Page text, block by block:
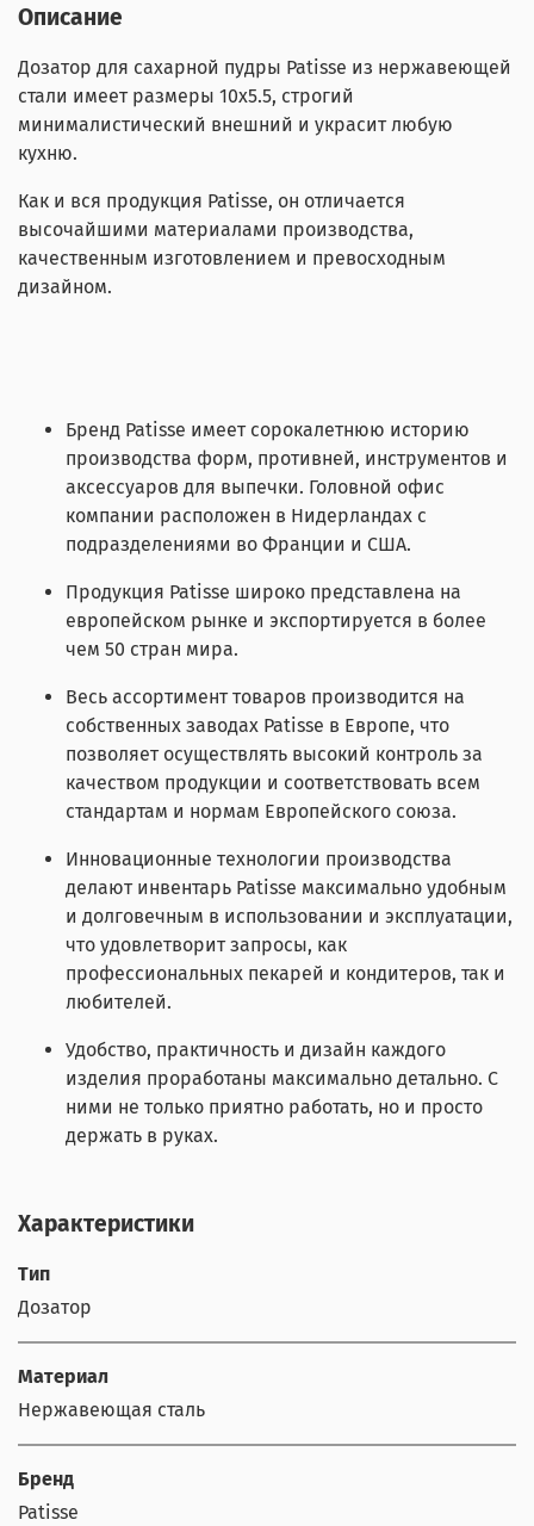
Описание
Дозатор для сахарной пудры Patisse из нержавеющей
стали имеет размеры 10х5.5, строгий
минималистический внешний и украсит любую
кухню.
Как и вся продукция Patisse, он отличается
высочайшими материалами производства,
качественным изготовлением и превосходным
дизайном.
Бренд Patisse имеет сорокалетнюю историю
производства форм, противней, инструментов и
аксессуаров для выпечки. Головной офис
компании расположен в Нидерландах с
подразделениями во Франции и США.
Продукция Patisse широко представлена на
европейском рынке и экспортируется в более
чем 50 стран мира.
Весь ассортимент товаров производится на
собственных заводах Patisse в Европе, что
позволяет осуществлять высокий контроль за
качеством продукции и соответствовать всем
стандартам и нормам Европейского союза.
Инновационные технологии производства
делают инвентарь Patisse максимально удобным
и долговечным в использовании и эксплуатации,
что удовлетворит запросы, как
профессиональных пекарей и кондитеров, так и
любителей.
Удобство, практичность и дизайн каждого
изделия проработаны максимально детально. С
ними не только приятно работать, но и просто
держать в руках.
Характеристики
Тип
Дозатор
Материал
Нержавеющая сталь
Бренд
Patisse